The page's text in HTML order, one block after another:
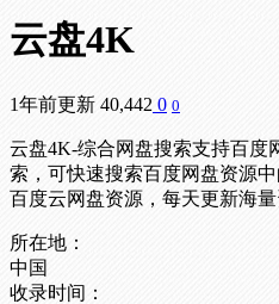
云盘4K
1年前更新 40,442 0 0
云盘4K-综合网盘搜索支持百度
索，可快速搜索百度网盘资源
百度云网盘资源，每天更新海量
所在地：
中国
收录时间：